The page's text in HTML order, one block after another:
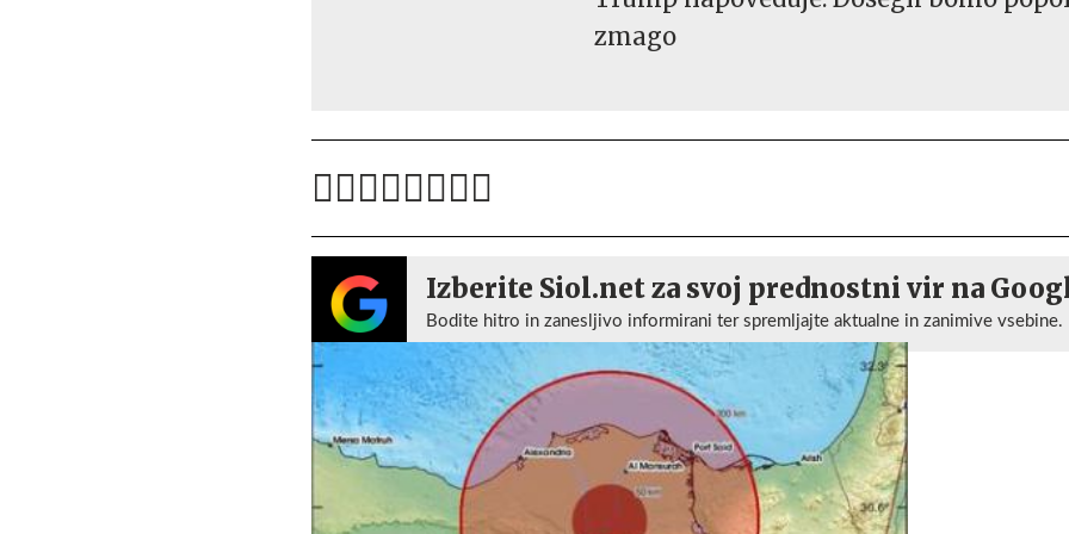
zmago
Izberite Siol.net za svoj prednostni vir na
Bodite hitro in zanesljivo informirani ter spremljajte aktualne in zanimive vsebine.